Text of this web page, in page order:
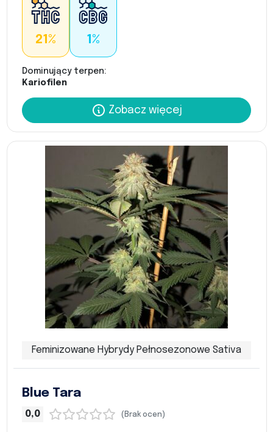
21% 1%
Dominujący terpen:
Kariofilen
Zobacz więcej
Feminizowane Hybrydy Pełnosezonowe Sativa
Blue Tara
0,0 (Brak ocen)